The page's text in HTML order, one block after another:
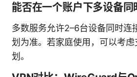
能否在一个账户下多设备同
多数服务允许2–6台设备同时连
划为准。若家庭使用，可以考
划。